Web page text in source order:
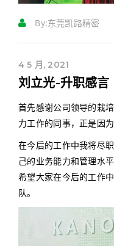
By:东莞凯路精密
4 5 月, 2021
刘立光-升职感言
首先感谢公司领导的栽
力工作的同事，正是因
在今后的工作中我将尽
己的业务能力和管理水
希望大家在今后的工作
队。